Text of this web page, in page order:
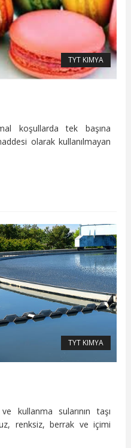
TYT KIMYA
koşullarda tek başına
olarak kullanılmayan
TYT KIMYA
kullanma sularının taşı
renksiz, berrak ve içimi